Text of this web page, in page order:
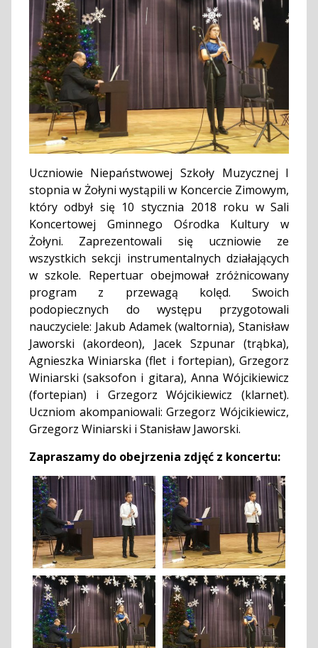
Uczniowie Niepaństwowej Szkoły Muzycznej I
stopnia w Żołyni wystąpili w Koncercie Zimowym,
który odbył się 10 stycznia 2018 roku w Sali
Koncertowej Gminnego Ośrodka Kultury w
Żołyni. Zaprezentowali się uczniowie ze
wszystkich sekcji instrumentalnych działających
w szkole. Repertuar obejmował zróżnicowany
program z przewagą kolęd. Swoich
podopiecznych do występu przygotowali
nauczyciele: Jakub Adamek (waltornia), Stanisław
Jaworski (akordeon), Jacek Szpunar (trąbka),
Agnieszka Winiarska (flet i fortepian), Grzegorz
Winiarski (saksofon i gitara), Anna Wójcikiewicz
(fortepian) i Grzegorz Wójcikiewicz (klarnet).
Uczniom akompaniowali: Grzegorz Wójcikiewicz,
Grzegorz Winiarski i Stanisław Jaworski.
Zapraszamy do obejrzenia zdjęć z koncertu: